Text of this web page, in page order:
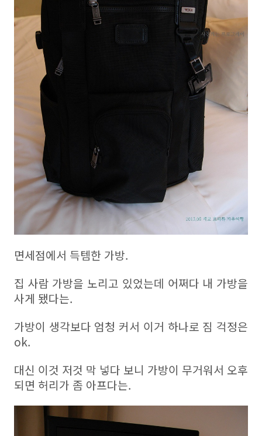
면세점에서 득템한 가방.
집 사람 가방을 노리고 있었는데 어쩌다 내 가방을
사게 됐다는.
가방이 생각보다 엄청 커서 이거 하나로 짐 걱정은
ok.
대신 이것 저것 막 넣다 보니 가방이 무거워서 오후
되면 허리가 좀 아프다는.